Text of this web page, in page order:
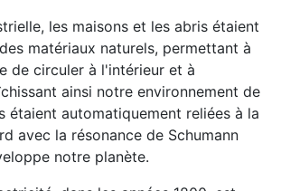
les maisons et les abris étaient
matériaux naturels, permettant à
de circuler à l'intérieur et à
ainsi notre environnement de
étaient automatiquement reliées à la
avec la résonance de Schumann
notre planète.